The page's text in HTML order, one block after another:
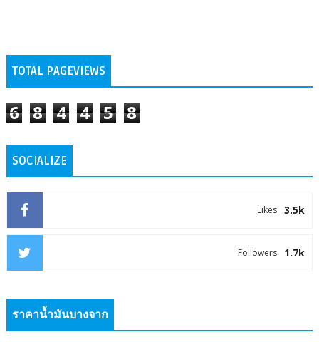
TOTAL PAGEVIEWS
6 8 4 4 5 8
SOCIALIZE
3.5k
Likes
1.7k
Followers
ราคาน้ำมันบางจาก